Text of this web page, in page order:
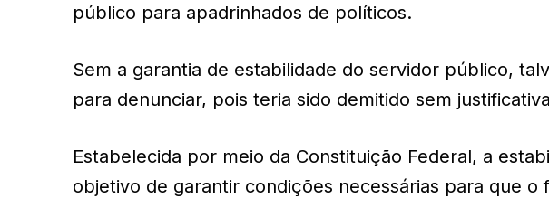
público para apadrinhados de políticos.
Sem a garantia de estabilidade do servidor público,
para denunciar, pois teria sido demitido sem
Estabelecida por meio da Constituição Federal, a
objetivo de garantir condições necessárias para que o